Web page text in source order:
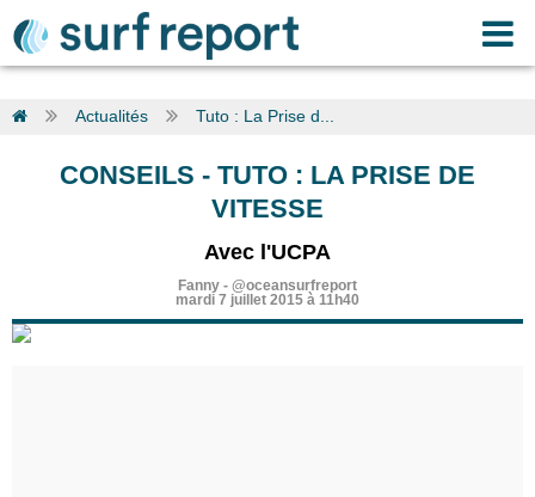
Actualités Tuto : La Prise d...
CONSEILS - TUTO : LA PRISE DE
VITESSE
Avec l'UCPA
Fanny - @oceansurfreport
mardi 7 juillet 2015 à 11h40